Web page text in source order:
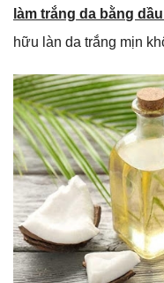
làm trắng da bằng
hữu làn da trắng mịn